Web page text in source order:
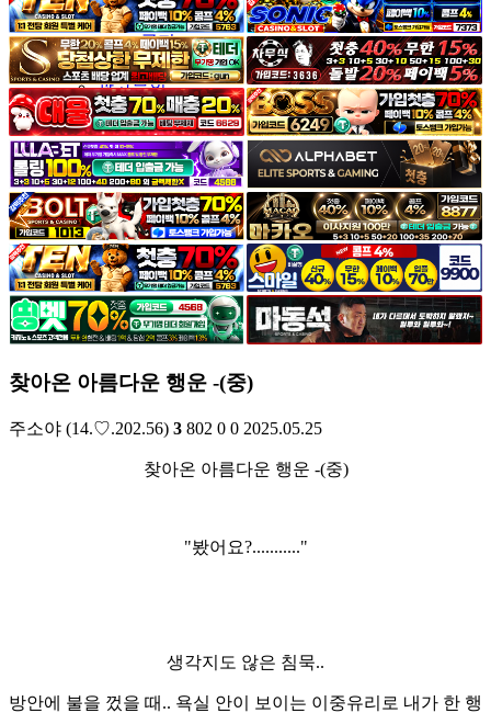
공지&이벤트
공지
1:1문의
광고문의
찾아온 아름다운 행운 -(중)
주소야 (14.♡.202.56) 3 802 0 0 2025.05.25
찾아온 아름다운 행운 -(중)
"봤어요?..........."
생각지도 않은 침묵..
방안에 불을 껐을 때.. 욕실 안이 보이는 이중유리로 내가 한 행